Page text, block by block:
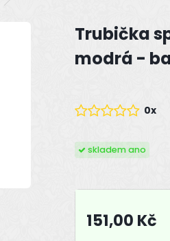
Trubička
modrá -
skladem ano
0x
151,00 Kč